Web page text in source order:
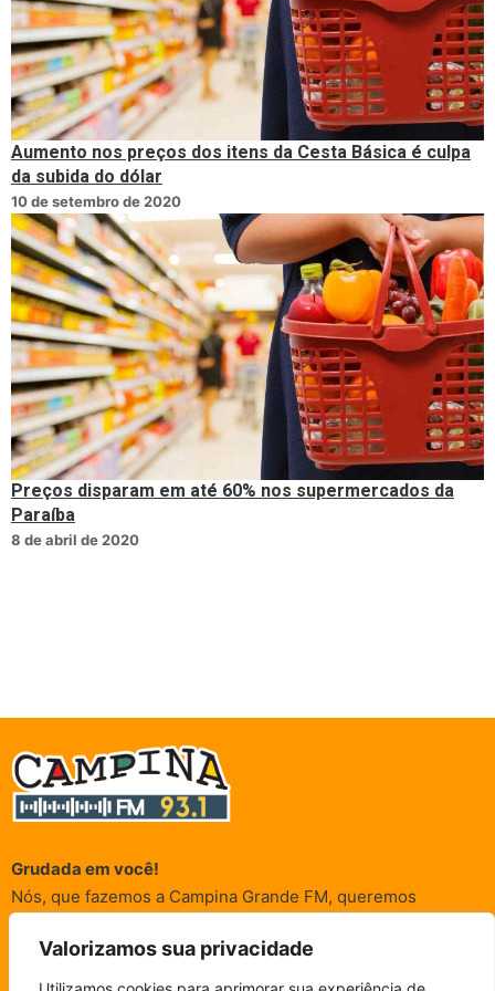
Valorizamos sua privacidade
Aumento nos preços dos itens da Cesta Básica é culpa
da subida do dólar
10 de setembro de 2020
Preços disparam em até 60% nos supermercados da
Paraíba
8 de abril de 2020
Grudada em você!
Nós, que fazemos a Campina Grande FM, queremos
acompanham sempre. É para vocês que a Rádio existe e por
vocês que as informações (informativas, de entretenimento,